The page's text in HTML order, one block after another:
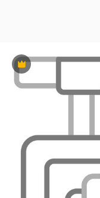
Премиум